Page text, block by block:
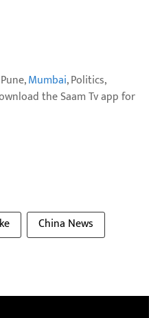
Mumbai, Politics,
the Saam Tv app for
China News